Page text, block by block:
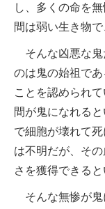
し、多くの命を
間は弱い生き物
そんな凶悪な鬼
のは鬼の始祖で
ことを認められ
間が鬼になれる
で細胞が壊れて
は不明だが、そ
さを獲得できると
そんな無惨が鬼